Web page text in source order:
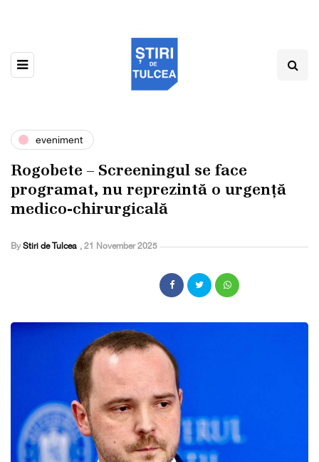
eveniment
Rogobete – Screeningul se face
programat, nu reprezintă o urgență
medico-chirurgicală
By Stiri de Tulcea , 21 November 2025